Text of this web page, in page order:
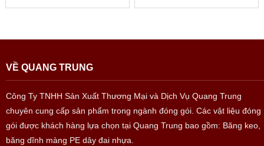
VỀ QUANG TRUNG
Công Ty TNHH Sản Xuất Thương Mại và Dịch Vụ Quang Trung
chuyên cung cấp sản phẩm trong ngành đóng gói. Các vật liệu đóng
gói được khách hàng lựa chọn tại Quang Trung bao gồm: Băng keo,
băng dĩnh màng PE dây đai nhựa.